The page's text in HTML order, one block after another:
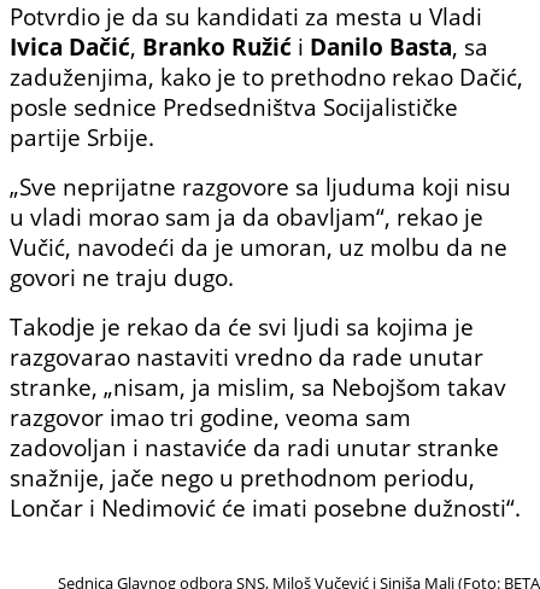
Potvrdio je da su kandidati za mesta u Vladi
Ivica Dačić, Branko Ružić i Danilo Basta, sa
zaduženjima, kako je to prethodno rekao Dačić,
posle sednice Predsedništva Socijalističke
partije Srbije.
„Sve neprijatne razgovore sa ljuduma koji nisu
u vladi morao sam ja da obavljam“, rekao je
Vučić, navodeći da je umoran, uz molbu da ne
govori ne traju dugo.
Takodje je rekao da će svi ljudi sa kojima je
razgovarao nastaviti vredno da rade unutar
stranke, „nisam, ja mislim, sa Nebojšom takav
razgovor imao tri godine, veoma sam
zadovoljan i nastaviće da radi unutar stranke
snažnije, jače nego u prethodnom periodu,
Lončar i Nedimović će imati posebne dužnosti“.
Sednica Glavnog odbora SNS, Miloš Vučević i Siniša Mali (Foto: